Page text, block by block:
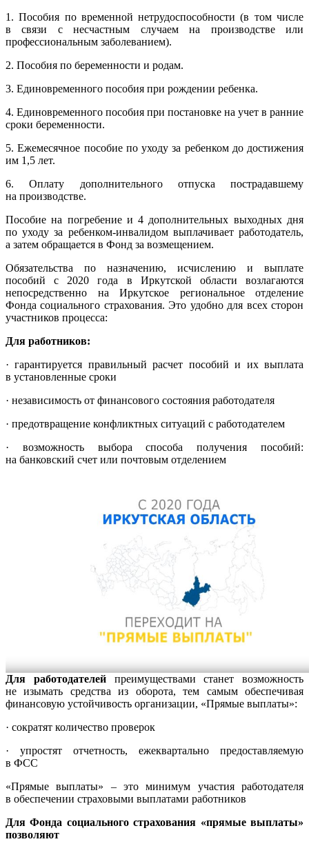
1. Пособия по временной нетрудоспособности (в том числе
в связи с несчастным случаем на производстве или
профессиональным заболеванием).
2. Пособия по беременности и родам.
3. Единовременного пособия при рождении ребенка.
4. Единовременного пособия при постановке на учет в ранние
сроки беременности.
5. Ежемесячное пособие по уходу за ребенком до достижения
им 1,5 лет.
6. Оплату дополнительного отпуска пострадавшему
на производстве.
Пособие на погребение и 4 дополнительных выходных дня
по уходу за ребенком-инвалидом выплачивает работодатель,
а затем обращается в Фонд за возмещением.
Обязательства по назначению, исчислению и выплате
пособий с 2020 года в Иркутской области возлагаются
непосредственно на Иркутское региональное отделение
Фонда социального страхования. Это удобно для всех сторон
участников процесса:
Для работников:
· гарантируется правильный расчет пособий и их выплата
в установленные сроки
· независимость от финансового состояния работодателя
· предотвращение конфликтных ситуаций с работодателем
· возможность выбора способа получения пособий:
на банковский счет или почтовым отделением
Для работодателейпреимуществами станет возможность
не изымать средства из оборота, тем самым обеспечивая
финансовую устойчивость организации, «Прямые выплаты»:
· сократят количество проверок
· упростят отчетность, ежеквартально предоставляемую
в ФСС
«Прямые выплаты» – это минимум участия работодателя
в обеспечении страховыми выплатами работников
Для Фонда социального страхования «прямые выплаты»
позволяют